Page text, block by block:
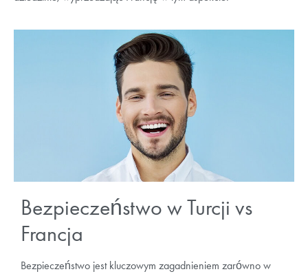
Bezpieczeństwo w Turcji vs
Francja
Bezpieczeństwo jest kluczowym zagadnieniem zarówno w